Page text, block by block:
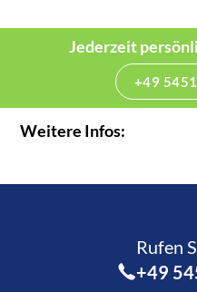
Jederzeit
+49
Weitere Infos:
Rufen
+49